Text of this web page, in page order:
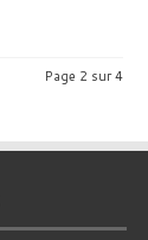
Page 2 sur 4